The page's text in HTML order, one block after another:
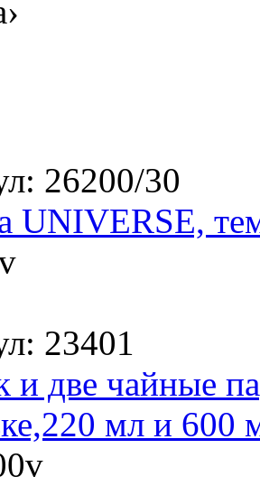
›
26200/30
UNIVERSE,
23401
и две чайные
мл и 600
v